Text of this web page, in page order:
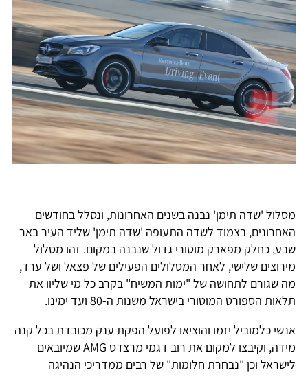
מסלול 'שדה תימן' נבנה בשנים האחרונות, ונסלל בחודשים
האחרונים, בצמוד לשדה התעופה 'שדה תימן' שליד העיר באר
שבע, כחלק מפארק מוטורי גדול שנבנה במקום. זהו מסלול
מירוצים שלישי, לאחר המסלולים הפעילים של פצאל ושל ערד,
מה שגורם לתחושה של "ימות המשיח" בקרב כל מי שליוו את
תלאות הספורט המוטורי בישראל משנות ה-80 ועד ימינו.
אנשי כלמוביל יזמו והוציאו לפועל הפקת ענק מכובדת בכל קנה
מידה, וקיבצו למקום את רוב דגמי מרצדס AMG שמיובאים
לישראל וכן "נבחרת חלומות" של רבים ממדריכי הנהיגה